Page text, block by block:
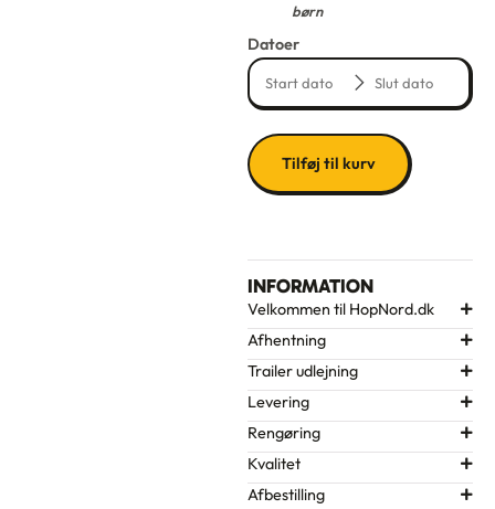
børn
Datoer
Tilføj til kurv
INFORMATION
Velkommen til HopNord.dk
Afhentning
Trailer udlejning
Levering
Rengøring
Kvalitet
Afbestilling